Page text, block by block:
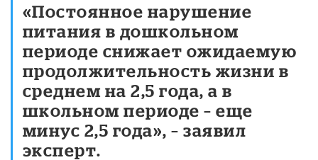
«Постоянное нарушение
питания в дошкольном
периоде снижает ожидаемую
продолжительность жизни в
среднем на 2,5 года, а в
школьном периоде – еще
минус 2,5 года», – заявил
эксперт.